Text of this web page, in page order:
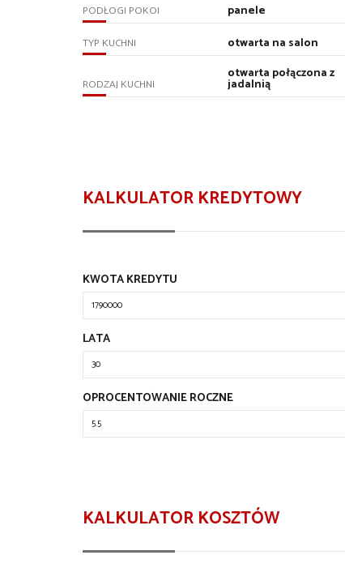
PODŁOGI POKOI panele
TYP KUCHNI otwarta na salon
RODZAJ KUCHNI
otwarta połączona z
jadalnią
KALKULATOR KREDYTOWY
KWOTA KREDYTU
LATA
OPROCENTOWANIE ROCZNE
KALKULATOR KOSZTÓW